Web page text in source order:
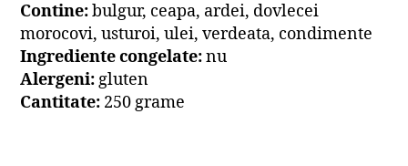
Contine:bulgur, ceapa, ardei, dovlecei
morocovi, usturoi, ulei, verdeata, condimente
Ingrediente congelate:nu
Alergeni:gluten
Cantitate: 250 grame